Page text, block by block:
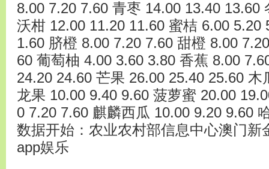
8.00 7.20 7.60 青枣 14.00 13.40 13.60
沃柑 12.00 11.20 11.60 蜜桔 6.00 5.20
1.60 脐橙 8.00 7.20 7.60 甜橙 8.00
60 葡萄柚 4.00 3.60 3.80 香蕉 8.00
24.20 24.60 芒果 26.00 25.40 25.60
龙果 10.00 9.40 9.60 菠萝蜜 20.00
0 7.20 7.60 麒麟西瓜 10.00 9.20 9.60
数据开始：农业农村部信息中心澳门新
app娱乐